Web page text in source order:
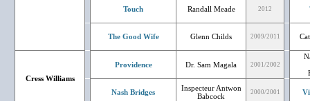
Touch Randall Meade 2012
The Good Wife Glenn Childs 2009/2011
Cress Williams
Providence Dr. Sam Magala 2001/2002
Nash Bridges
Inspecteur Antwon
Babcock
2000/2001